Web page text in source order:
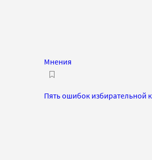
Мнения
Пять ошибок избирательной